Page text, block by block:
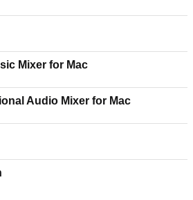
Mixer for Mac
Audio Mixer for Mac